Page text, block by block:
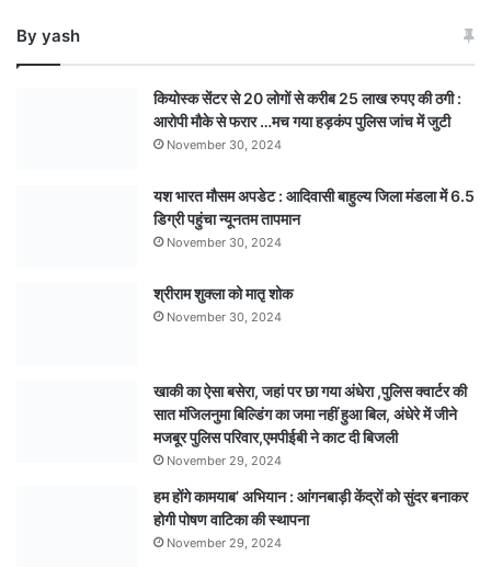
भोपाल
By yash
कियोस्क सेंटर से 20 लोगों से करीब 25 लाख रुपए की ठगी :
आरोपी मौके से फरार …मच गया हड़कंप पुलिस जांच में जुटी
November 30, 2024
यश भारत मौसम अपडेट : आदिवासी बाहुल्य जिला मंडला में 6.5
डिग्री पहुंचा न्यूनतम तापमान
November 30, 2024
श्रीराम शुक्ला को मातृ शोक
November 30, 2024
खाकी का ऐसा बसेरा, जहां पर छा गया अंधेरा ,पुलिस क्वार्टर की
सात मंजिलनुमा बिल्डिंग का जमा नहीं हुआ बिल, अंधेरे में जीने
मजबूर पुलिस परिवार,एमपीईबी ने काट दी बिजली
November 29, 2024
हम होंगे कामयाब’ अभियान : आंगनबाड़ी केंद्रों को सुंदर बनाकर
होगी पोषण वाटिका की स्थापना
November 29, 2024